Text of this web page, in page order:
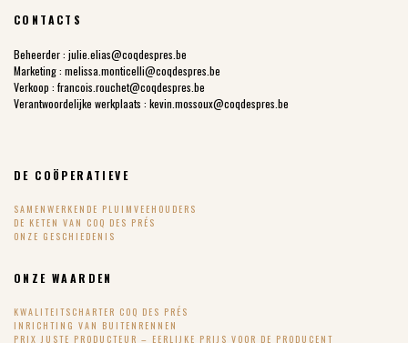
CONTACTS
Beheerder : julie.elias@coqdespres.be
Marketing : melissa.monticelli@coqdespres.be
Verkoop : francois.rouchet@coqdespres.be
Verantwoordelijke werkplaats : kevin.mossoux@coqdespres.be
DE COÖPERATIEVE
SAMENWERKENDE PLUIMVEEHOUDERS
DE KETEN VAN COQ DES PRÉS
ONZE GESCHIEDENIS
ONZE WAARDEN
KWALITEITSCHARTER COQ DES PRÉS
INRICHTING VAN BUITENRENNEN
PRIX JUSTE PRODUCTEUR – EERLIJKE PRIJS VOOR DE PRODUCENT